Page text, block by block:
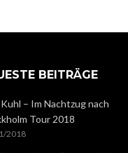
BEITRÄGE
– Im Nachtzug nach
Tour 2018
2018